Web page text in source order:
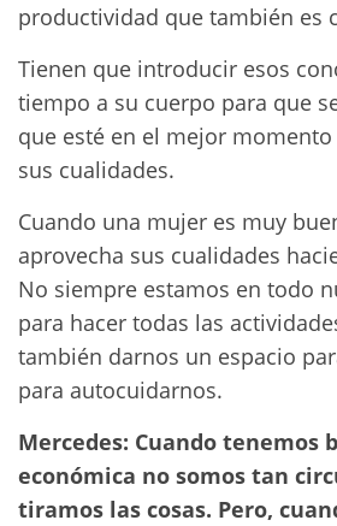
productividad que también es
Tienen que introducir esos
tiempo a su cuerpo para que
que esté en el mejor
sus cualidades.
Cuando una mujer es muy
aprovecha sus cualidades
No siempre estamos en todo
para hacer todas las
también darnos un espacio
para autocuidarnos.
Mercedes: Cuando tenemos
económica no somos tan
tiramos las cosas. Pero,